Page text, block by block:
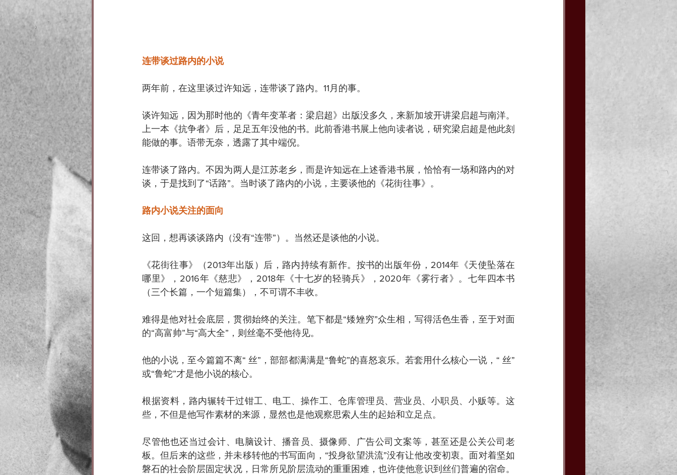
连带谈过路内的小说
两年前，在这里谈过许知远，连带谈了路内。11月的事。
谈许知远，因为那时他的《青年变革者：梁启超》出版没多久，来新加坡开讲梁启超与南洋。
上一本《抗争者》后，足足五年没他的书。此前香港书展上他向读者说，研究梁启超是他此刻
能做的事。语带无奈，透露了其中端倪。
连带谈了路内。不因为两人是江苏老乡，而是许知远在上述香港书展，恰恰有一场和路内的对
谈，于是找到了“话路”。当时谈了路内的小说，主要谈他的《花街往事》。
路内小说关注的面向
这回，想再谈谈路内（没有“连带”）。当然还是谈他的小说。
《花街往事》（2013年出版）后，路内持续有新作。按书的出版年份，2014年《天使坠落在
哪里》，2016年《慈悲》，2018年《十七岁的轻骑兵》，2020年《雾行者》。七年四本书
（三个长篇，一个短篇集），不可谓不丰收。
难得是他对社会底层，贯彻始终的关注。笔下都是“矮矬穷”众生相，写得活色生香，至于对面
的“高富帅”与“高大全”，则丝毫不受他待见。
他的小说，至今篇篇不离“ 丝”，部部都满满是“鲁蛇”的喜怒哀乐。若套用什么核心一说，“ 丝”
或“鲁蛇”才是他小说的核心。
根据资料，路内辗转干过钳工、电工、操作工、仓库管理员、营业员、小职员、小贩等。这
些，不但是他写作素材的来源，显然也是他观察思索人生的起始和立足点。
尽管他也还当过会计、电脑设计、播音员、摄像师、广告公司文案等，甚至还是公关公司老
板。但后来的这些，并未移转他的书写面向，“投身欲望洪流”没有让他改变初衷。面对着坚如
磐石的社会阶层固定状况，日常所见阶层流动的重重困难，也许使他意识到丝们普遍的宿命。